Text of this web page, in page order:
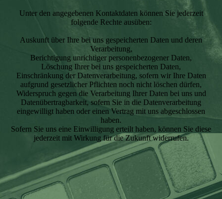
Unter den angegebenen Kontaktdaten können Sie jederzeit
folgende Rechte ausüben:
Auskunft über Ihre bei uns gespeicherten Daten und deren
Verarbeitung,
Berichtigung unrichtiger personenbezogener Daten,
Löschung Ihrer bei uns gespeicherten Daten,
Einschränkung der Datenverarbeitung, sofern wir Ihre Daten
aufgrund gesetzlicher Pflichten noch nicht löschen dürfen,
Widerspruch gegen die Verarbeitung Ihrer Daten bei uns und
Datenübertragbarkeit, sofern Sie in die Datenverarbeitung
eingewilligt haben oder einen Vertrag mit uns abgeschlossen
haben.
Sofern Sie uns eine Einwilligung erteilt haben, können Sie diese
jederzeit mit Wirkung für die Zukunft widerrufen.